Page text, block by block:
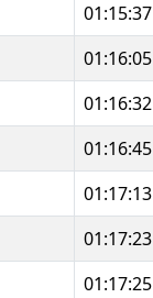
01:15:37
01:16:05
01:16:32
01:16:45
01:17:13
01:17:23
01:17:25